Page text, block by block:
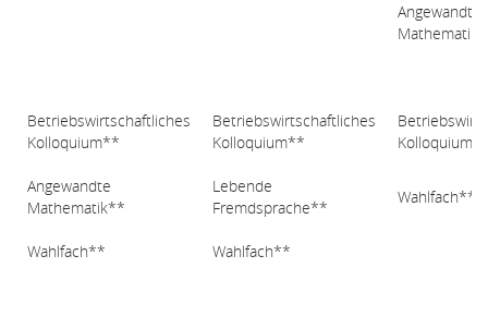
Angewandte
Mathematik*
Betriebswirtschaftliches
Kolloquium**
Betriebswirtschaftliches
Kolloquium**
Angewandte
Mathematik**
Lebende
Fremdsprache**
Wahlfach**
Wahlfach** Wahlfach**